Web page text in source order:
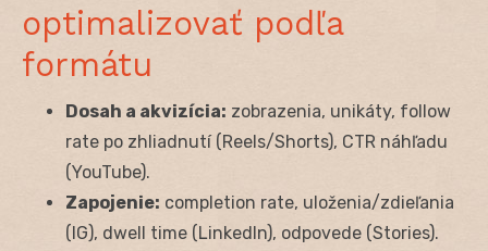
optimalizovať podľa
formátu
Dosah a akvizícia: zobrazenia, unikáty, follow
rate po zhliadnutí (Reels/Shorts), CTR náhľadu
(YouTube).
Zapojenie: completion rate, uloženia/zdieľania
(IG), dwell time (LinkedIn), odpovede (Stories).